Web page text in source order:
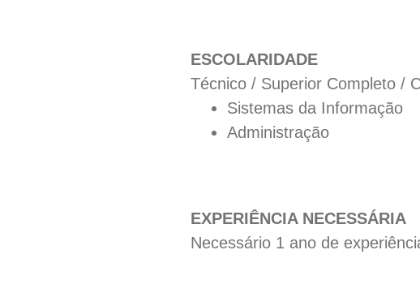
ESCOLARIDADE
Técnico / Superior Completo /
Sistemas da Informação
Administração
EXPERIÊNCIA NECESSÁRIA
Necessário 1 ano de